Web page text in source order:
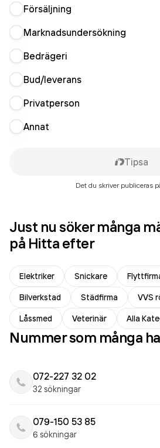
Försäljning
Marknadsundersökning
Bedrägeri
Bud/leverans
Privatperson
Annat
Tipsa
Det du skriver publiceras
Just nu söker många
på Hitta efter
Elektriker Snickare
Bilverkstad
Städfirma
VVS
Låssmed
Veterinär Alla
Nummer som många
072-227 32 02
32 sökningar
079-150 53 85
6 sökningar